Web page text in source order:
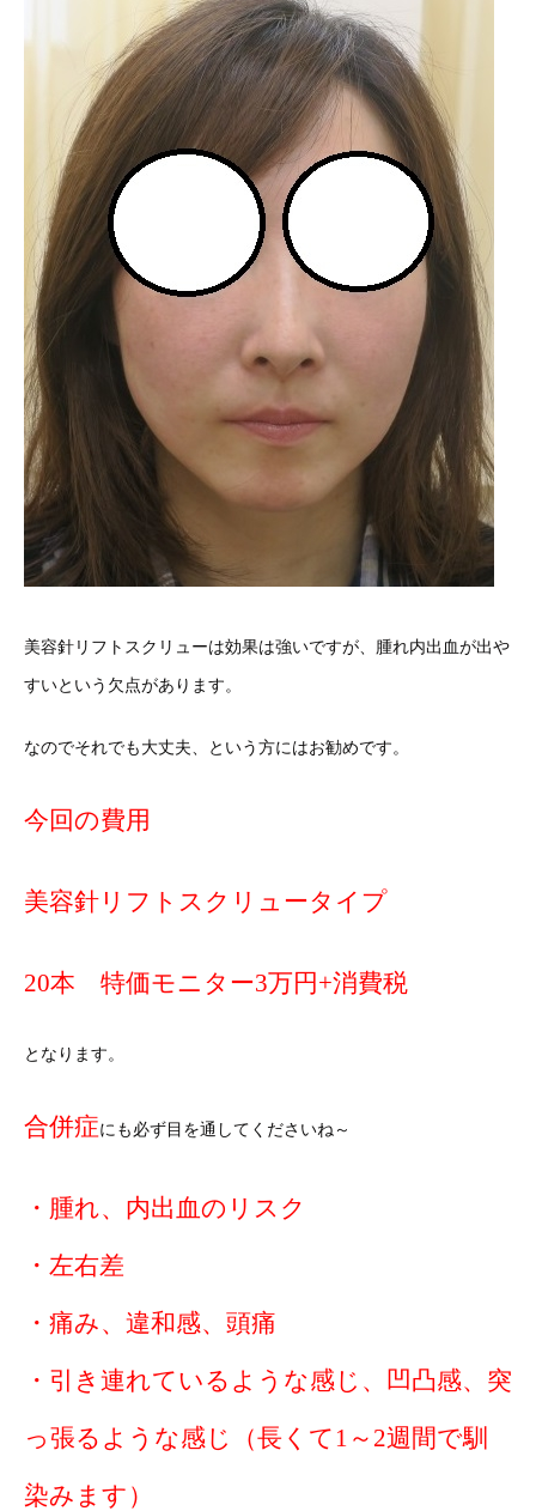
美容針リフトスクリューは効果は強いですが、腫れ内出血が出や
すいという欠点があります。
なのでそれでも大丈夫、という方にはお勧めです。
今回の費用
美容針リフトスクリュータイプ
20本 特価モニター3万円+消費税
となります。
合併症にも必ず目を通してくださいね～
・腫れ、内出血のリスク
・左右差
・痛み、違和感、頭痛
・引き連れているような感じ、凹凸感、突
っ張るような感じ（長くて1～2週間で馴
染みます）